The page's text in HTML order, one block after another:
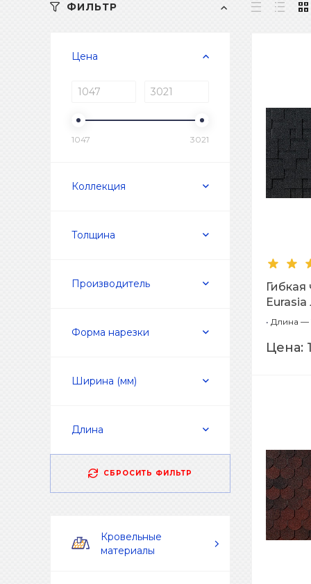
ФИЛЬТР
Цена
1047 3021
Коллекция
Толщина
Производитель
Форма нарезки
Ширина (мм)
Длина
СБРОСИТЬ ФИЛЬТР
Кровельные
материалы
1,00м
• Длина —
Цена: